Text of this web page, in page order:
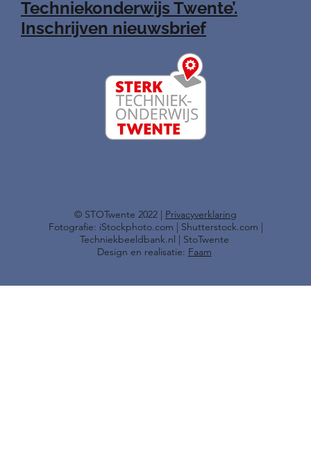
Techniekonderwijs Twente’.
Inschrijven nieuwsbrief
​© STOTwente 2022 | Privacyverklaring
Fotografie: iStockphoto.com | Shutterstock.com |
Techniekbeeldbank.nl | StoTwente
Design en realisatie: Faam